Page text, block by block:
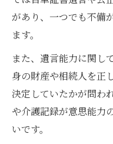
があり、一つでも不備
ます。
また、遺言能力に関し
身の財産や相続人を正
決定していたかが問わ
や介護記録が意思能力
いです。